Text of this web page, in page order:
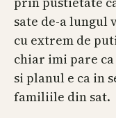
sate de-a lungul
cu extrem de
chiar imi pare
si planul e ca in
familiile din sat.